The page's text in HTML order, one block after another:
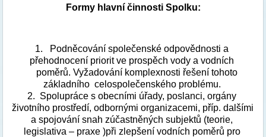
Formy hlavní činnosti Spolku:
1.   Podněcování společenské odpovědnosti a
přehodnocení priorit ve prospěch vody a vodních
poměrů. Vyžadování komplexnosti řešení tohoto
základního  celospolečenského problému.
2.  Spolupráce s obecními úřady, poslanci, orgány
životního prostředí, odbornými organizacemi, příp. dalšími
a spojování snah zúčastněných subjektů (teorie,
legislativa – praxe )při zlepšení vodních poměrů pro